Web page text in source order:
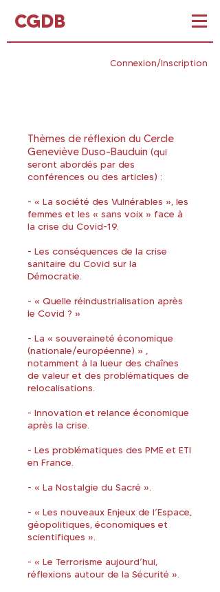
CGDB
Connexion/Inscription
Thèmes de réflexion du Cercle
Geneviève Duso-Bauduin (qui
seront abordés par des
conférences ou des articles) :
- « La société des Vulnérables », les
femmes et les « sans voix » face à
la crise du Covid-19.
- Les conséquences de la crise
sanitaire du Covid sur la
Démocratie.
- « Quelle réindustrialisation après
le Covid ? »
- La « souveraineté économique
(nationale/européenne) » ,
notamment à la lueur des chaînes
de valeur et des problématiques de
relocalisations.
- Innovation et relance économique
après la crise.
- Les problématiques des PME et ETI
en France.
- « La Nostalgie du Sacré ».
- « Les nouveaux Enjeux de l’Espace,
géopolitiques, économiques et
scientifiques ».
- « Le Terrorisme aujourd’hui,
réflexions autour de la Sécurité ».